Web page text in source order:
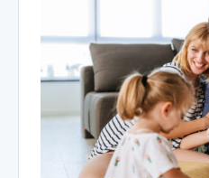
vám
mohu
nabídnout
skutečně
komplexní
služby